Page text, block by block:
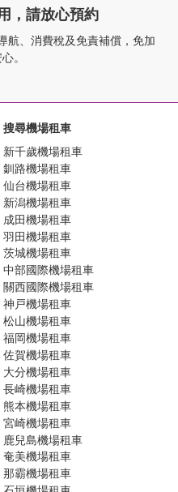
，請放心預約
、 消費稅及免責補償，免加
。
搜尋機場租車
新千歲機場租車
釧路機場租車
仙台機場租車
新潟機場租車
成田機場租車
羽田機場租車
茨城機場租車
中部國際機場租車
關西國際機場租車
神戸機場租車
松山機場租車
福岡機場租車
佐賀機場租車
大分機場租車
長崎機場租車
熊本機場租車
宮崎機場租車
鹿兒島機場租車
奄美機場租車
那霸機場租車